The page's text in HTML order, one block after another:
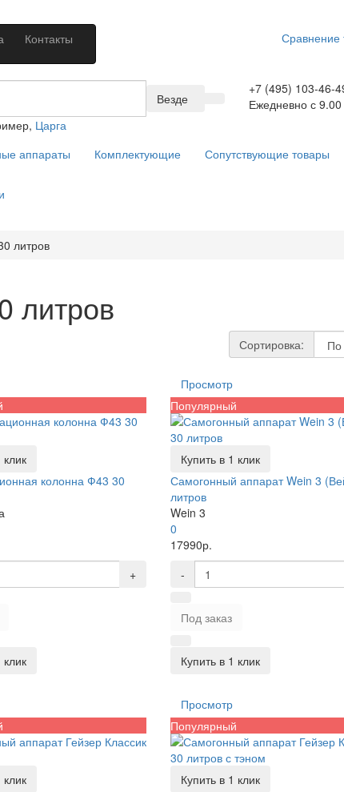
Контакты Сравнение
+7 (495) 103-46-
Ежедневно с
Везде
Царга
аппараты
Комплектующие Сопутствующие товары
литров
литров
Сортировка:
колонна Ф43 30
+
Просмотр
Популярный
Купить в 1 клик
Самогонный аппарат Wein 3
литров
Wein 3
0
17990р.
-
Под заказ
Купить в 1 клик
Просмотр
Популярный
Купить в 1 клик